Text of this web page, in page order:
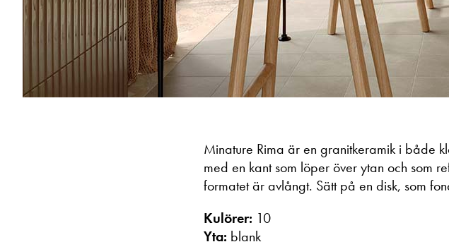
Minature Rima är en granitkeramik i både
med en kant som löper över ytan och som
formatet är avlångt. Sätt på en disk, som
Kulörer: 10
Yta: blank